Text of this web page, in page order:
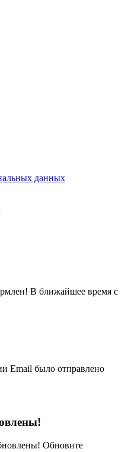
данных
В ближайшее время с
Email было отправлено
Обновите